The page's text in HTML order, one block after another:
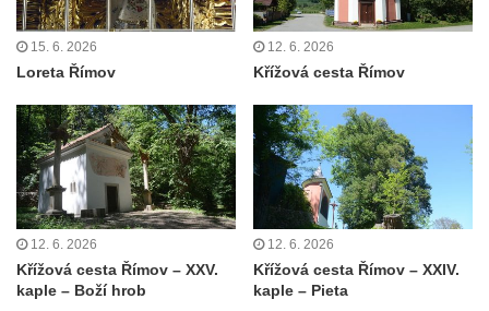
Kostel svatého Jiří v Horním Slavkově
Kaple Božího Těla u kostela svatého Jiří v
Horním Slavkově
Kostel svatého Jana Nepomuckého ve
Hřensku
Hřbitovní kaple Ignaze Clara ve Hřensku
Kostel Nanebevzetí Panny Marie v Novém
Boru
Výklenková kaple v severní části Petrovic
Evangelický kostel v Česká Kamenici
15. 6. 2026
Loreta Římov
12. 6. 2026
Křížová cesta Římov
12. 6. 2026
Křížová cesta Římov – XXV.
kaple – Boží hrob
12. 6. 2026
Křížová cesta Římov – XXIV.
kaple – Pieta